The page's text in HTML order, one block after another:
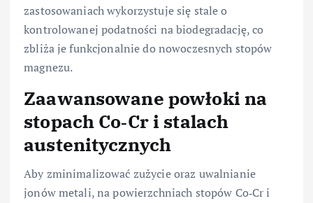
zastosowaniach wykorzystuje się stale o
kontrolowanej podatności na biodegradację, co
zbliża je funkcjonalnie do nowoczesnych stopów
magnezu.
Zaawansowane powłoki na
stopach Co‑Cr i stalach
austenitycznych
Aby zminimalizować zużycie oraz uwalnianie
jonów metali, na powierzchniach stopów Co‑Cr i